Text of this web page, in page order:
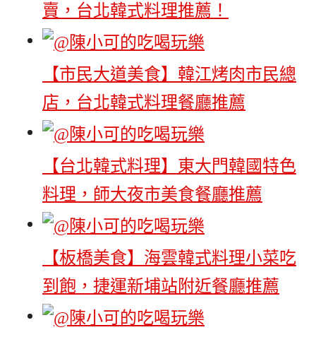
賣，台北韓式料理推薦！
【市民大道美食】韓江烤肉市民總
店，台北韓式料理餐廳推薦
【台北韓式料理】東大門韓國特色
料理，師大夜市美食餐廳推薦
【板橋美食】海雲韓式料理小菜吃
到飽，捷運新埔站附近餐廳推薦